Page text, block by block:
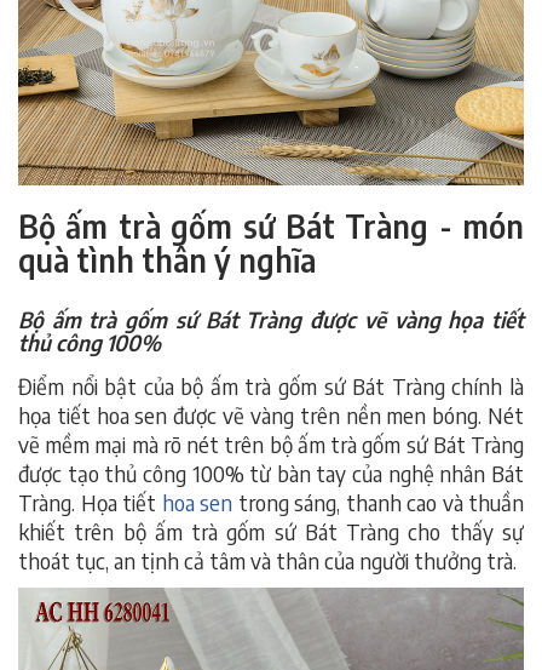
Bộ ấm trà gốm sứ Bát Tràng - món
quà tình thân ý nghĩa
Bộ ấm trà gốm sứ Bát Tràng được vẽ vàng họa tiết
thủ công 100%
Điểm nổi bật của bộ ấm trà gốm sứ Bát Tràng chính là
họa tiết hoa sen được vẽ vàng trên nền men bóng. Nét
vẽ mềm mại mà rõ nét trên bộ ấm trà gốm sứ Bát Tràng
được tạo thủ công 100% từ bàn tay của nghệ nhân Bát
Tràng. Họa tiết hoa sen trong sáng, thanh cao và thuần
khiết trên bộ ấm trà gốm sứ Bát Tràng cho thấy sự
thoát tục, an tịnh cả tâm và thân của người thưởng trà.